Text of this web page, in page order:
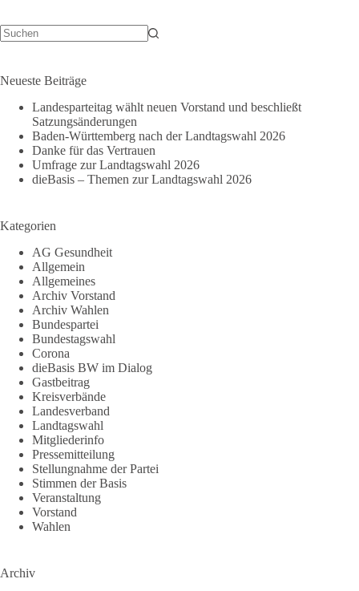
Neueste Beiträge
Landesparteitag wählt neuen Vorstand und beschließt
Satzungsänderungen
Baden-Württemberg nach der Landtagswahl 2026
Danke für das Vertrauen
Umfrage zur Landtagswahl 2026
dieBasis – Themen zur Landtagswahl 2026
Kategorien
AG Gesundheit
Allgemein
Allgemeines
Archiv Vorstand
Archiv Wahlen
Bundespartei
Bundestagswahl
Corona
dieBasis BW im Dialog
Gastbeitrag
Kreisverbände
Landesverband
Landtagswahl
Mitgliederinfo
Pressemitteilung
Stellungnahme der Partei
Stimmen der Basis
Veranstaltung
Vorstand
Wahlen
Archiv